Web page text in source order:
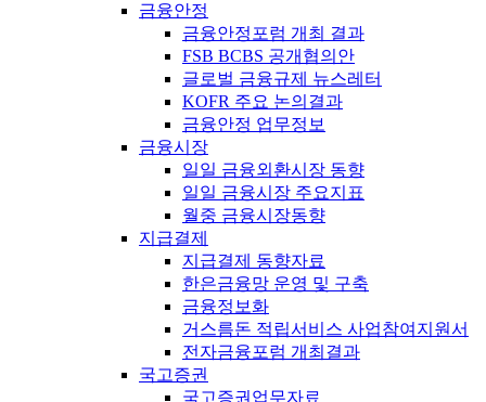
금융안정
금융안정포럼 개최 결과
FSB BCBS 공개협의안
글로벌 금융규제 뉴스레터
KOFR 주요 논의결과
금융안정 업무정보
금융시장
일일 금융외환시장 동향
일일 금융시장 주요지표
월중 금융시장동향
지급결제
지급결제 동향자료
한은금융망 운영 및 구축
금융정보화
거스름돈 적립서비스 사업참여지원서
전자금융포럼 개최결과
국고증권
국고증권업무자료